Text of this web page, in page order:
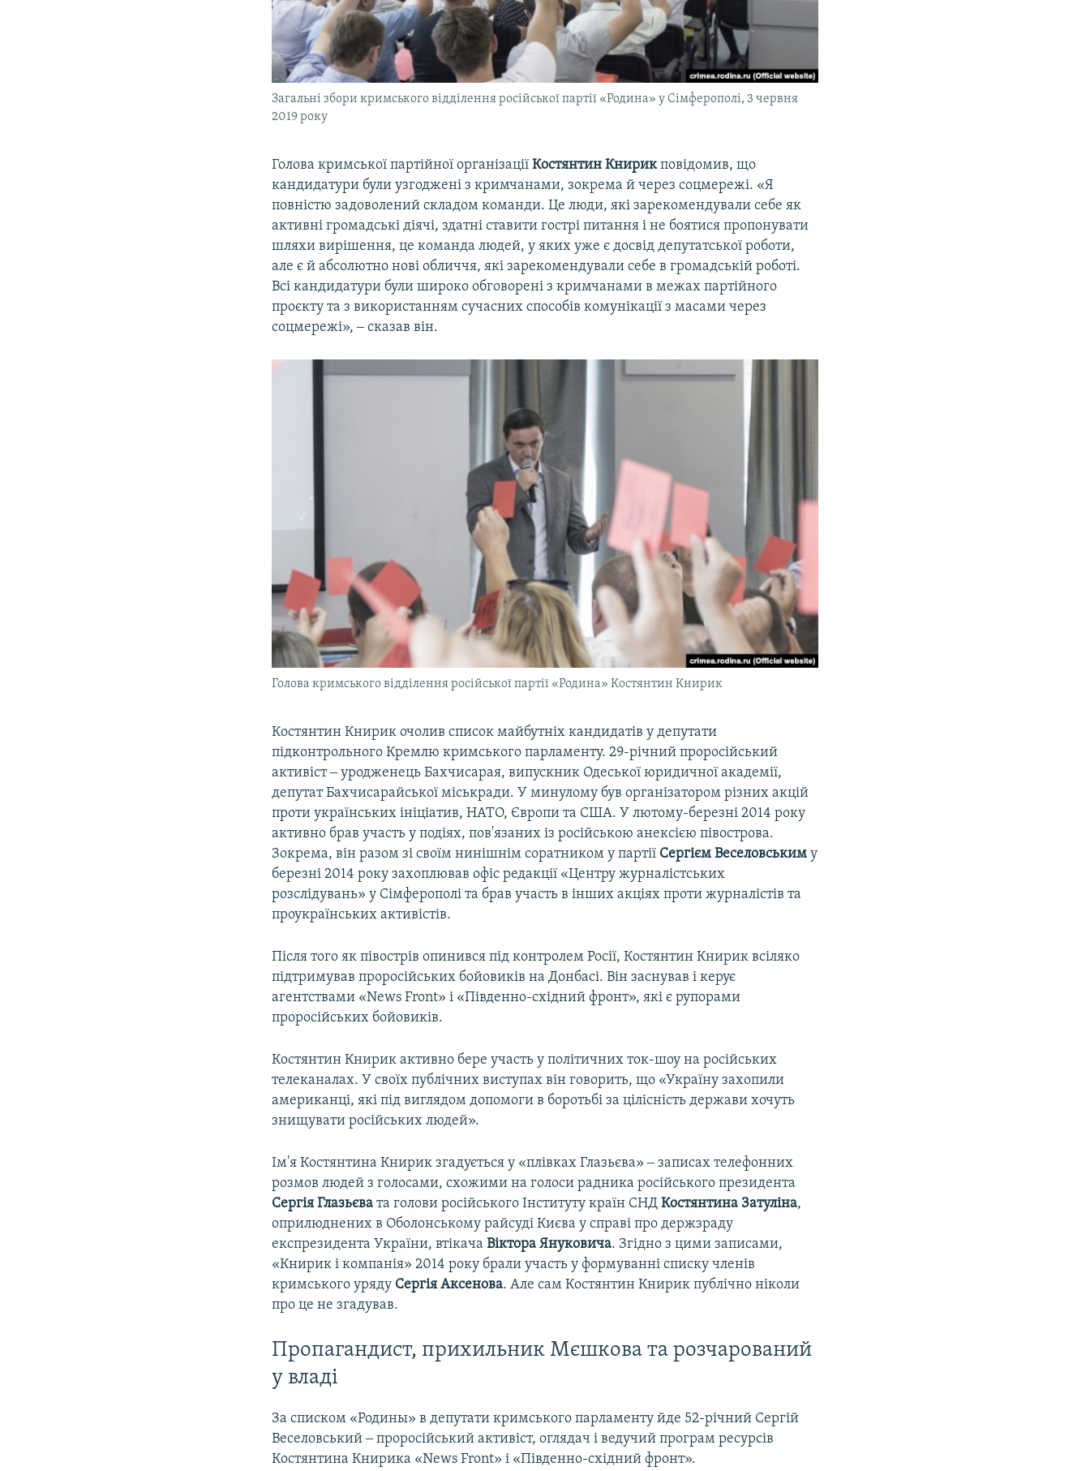
Загальні збори кримського відділення російської партії «Родина» у Сімферополі, 3 червня
2019 року
Голова кримської партійної організаціїКостянтин Книрикповідомив, що
кандидатури були узгоджені з кримчанами, зокрема й через соцмережі. «Я
повністю задоволений складом команди. Це люди, які зарекомендували себе як
активні громадські діячі, здатні ставити гострі питання і не боятися пропонувати
шляхи вирішення, це команда людей, у яких уже є досвід депутатської роботи,
але є й абсолютно нові обличчя, які зарекомендували себе в громадській роботі.
Всі кандидатури були широко обговорені з кримчанами в межах партійного
проєкту та з використанням сучасних способів комунікації з масами через
соцмережі», ‒ сказав він.
Голова кримського відділення російської партії «Родина» Костянтин Книрик
Костянтин Книрик очолив список майбутніх кандидатів у депутати
підконтрольного Кремлю кримського парламенту. 29-річний проросійський
активіст ‒ уродженець Бахчисарая, випускник Одеської юридичної академії,
депутат Бахчисарайської міськради. У минулому був організатором різних акцій
проти українських ініціатив, НАТО, Європи та США. У лютому-березні 2014 року
активно брав участь у подіях, пов'язаних із російською анексією півострова.
Зокрема, він разом зі своїм нинішнім соратником у партії Сергієм Веселовським у
березні 2014 року захоплював офіс редакції «Центру журналістських
розслідувань» у Сімферополі та брав участь в інших акціях проти журналістів та
проукраїнських активістів.
Після того як півострів опинився під контролем Росії, Костянтин Книрик всіляко
підтримував проросійських бойовиків на Донбасі. Він заснував і керує
агентствами «News Front» і «Південно-східний фронт», які є рупорами
проросійських бойовиків.
Костянтин Книрик активно бере участь у політичних ток-шоу на російських
телеканалах. У своїх публічних виступах він говорить, що «Україну захопили
американці, які під виглядом допомоги в боротьбі за цілісність держави хочуть
знищувати російських людей».
Ім'я Костянтина Книрик згадується у «плівках Глазьєва» ‒ записах телефонних
розмов людей з голосами, схожими на голоси радника російського президента
Сергія Глазьєва та голови російського Інституту країн СНДКостянтина Затуліна,
оприлюднених в Оболонському райсуді Києва у справі про держзраду
експрезидента України, втікача Віктора Януковича. Згідно з цими записами,
«Книрик і компанія» 2014 року брали участь у формуванні списку членів
кримського уряду Сергія Аксенова. Але сам Костянтин Книрик публічно ніколи
про це не згадував.
Пропагандист, прихильник Мєшкова та розчарований
у владі
За списком «Родины» в депутати кримського парламенту йде 52-річний Сергій
Веселовський ‒ проросійський активіст, оглядач і ведучий програм ресурсів
Костянтина Книрика «News Front» і «Південно-східний фронт».